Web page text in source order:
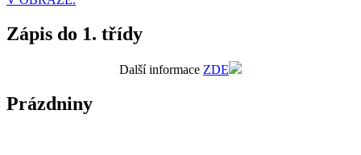
Zápis do 1. třídy
Další informace ZDE
Prázdniny